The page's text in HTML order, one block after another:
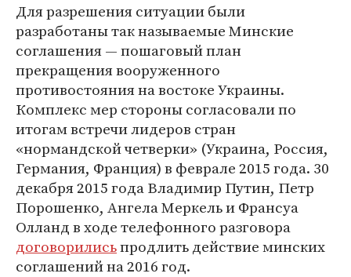
Для разрешения ситуации были
разработаны так называемые Минские
соглашения — пошаговый план
прекращения вооруженного
противостояния на востоке Украины.
Комплекс мер стороны согласовали по
итогам встречи лидеров стран
«нормандской четверки» (Украина, Россия,
Германия, Франция) в феврале 2015 года. 30
декабря 2015 года Владимир Путин, Петр
Порошенко, Ангела Меркель и Франсуа
Олланд в ходе телефонного разговора
договорилисьпродлить действие минских
соглашений на 2016 год.